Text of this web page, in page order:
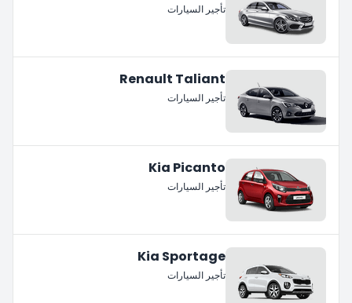
تأجير السيارات
Renault Taliant
تأجير السيارات
Kia Picanto
تأجير السيارات
Kia Sportage
تأجير السيارات